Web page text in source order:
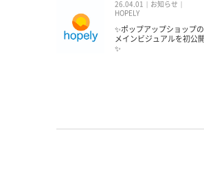
26.04.01
お知らせ
HOPELY
✨ポップアップショップの
メインビジュアルを初公開
✨